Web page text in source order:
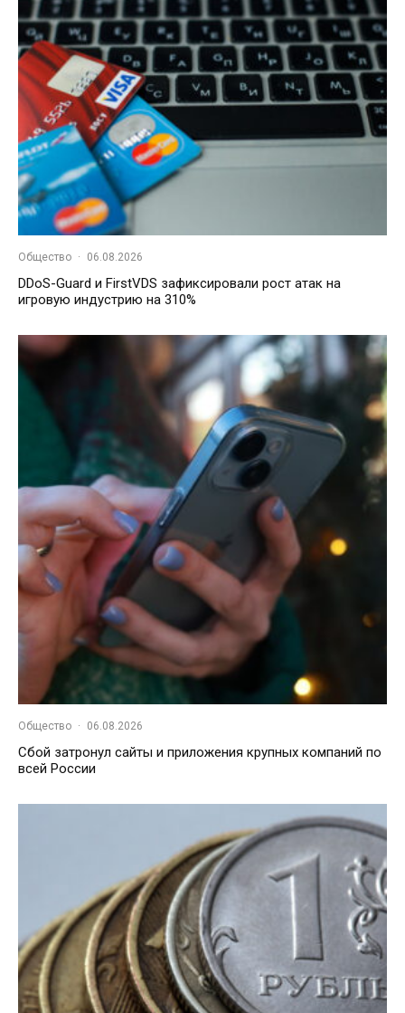
Общество · 06.08.2026
DDoS-Guard и FirstVDS зафиксировали рост атак на
игровую индустрию на 310%
Общество · 06.08.2026
Сбой затронул сайты и приложения крупных компаний по
всей России